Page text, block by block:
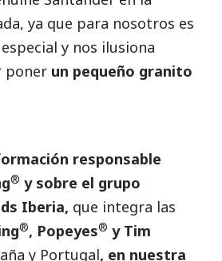
ya que para nosotros es
y nos ilusiona
poner un pequeño granito
responsable
® y sobre el grupo
Iberia, que integra las
®, Popeyes® y Tim
y Portugal, en nuestra